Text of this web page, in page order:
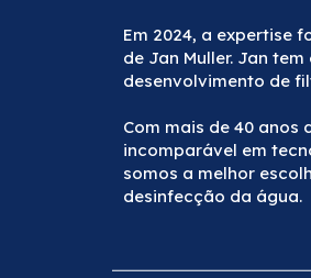
Em 2024, a expertise
de Jan Muller. Jan
desenvolvimento de
Com mais de 40 anos
incomparável em
somos a melhor
desinfecção da água.